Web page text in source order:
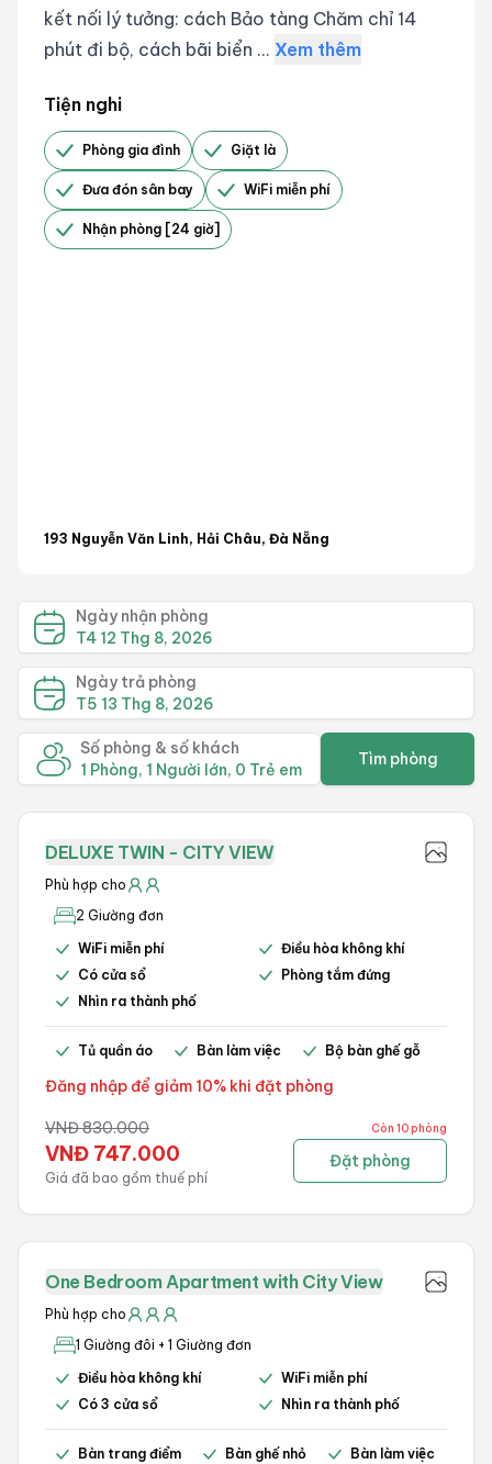
kết nối lý tưởng: cách Bảo tàng Chăm chỉ 14
phút đi bộ, cách bãi biển ... Xem thêm
Tiện nghi
Phòng gia đình Giặt là
Đưa đón sân bay WiFi miễn phí
Nhận phòng [24 giờ]
193 Nguyễn Văn Linh, Hải Châu, Đà Nẵng
Ngày nhận phòng
T4 12 Thg 8, 2026
Ngày trả phòng
T5 13 Thg 8, 2026
Số phòng & số khách
1 Phòng, 1 Người lớn, 0 Trẻ em
Tìm phòng
DELUXE TWIN - CITY VIEW
Phù hợp cho
2 Giường đơn
WiFi miễn phí
Điều hòa không khí
Có cửa sổ
Phòng tắm đứng
Nhìn ra thành phố
Tủ quần áo Bàn làm việc Bộ bàn ghế gỗ
Đăng nhập để giảm 10% khi đặt phòng
VNĐ830.000
VNĐ 747.000
Giá đã bao gồm thuế phí
Còn 10 phòng
Đặt phòng
One Bedroom Apartment with City View
Phù hợp cho
1 Giường đôi + 1 Giường đơn
Điều hòa không khí
WiFi miễn phí
Có 3 cửa sổ
Nhìn ra thành phố
Bàn trang điểm Bàn ghế nhỏ Bàn làm việc